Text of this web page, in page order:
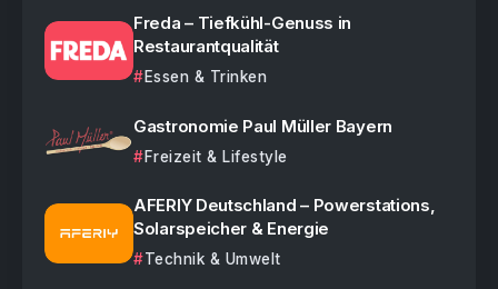
Freda – Tiefkühl-Genuss in
Restaurantqualität
Essen & Trinken
Gastronomie Paul Müller Bayern
Freizeit & Lifestyle
AFERIY Deutschland – Powerstations,
Solarspeicher & Energie
Technik & Umwelt